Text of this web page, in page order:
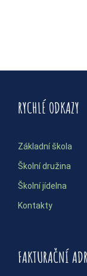
RYCHLÉ ODKAZY
Základní škola
Školní družina
Školní jídelna
Kontakty
FAKTURAČNÍ